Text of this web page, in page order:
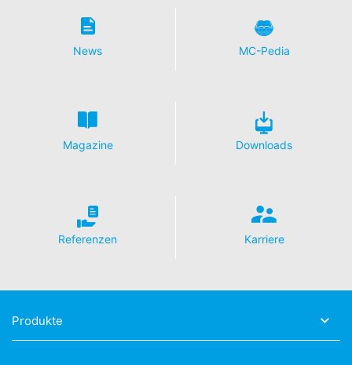
News MC-Pedia
Magazine Downloads
Referenzen Karriere
Produkte
Löschung und Sperrung einzelner personenbezogener
Daten verlangen.